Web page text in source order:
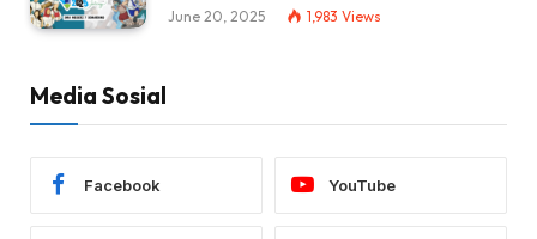
June 20, 2025 1,983 Views
Media Sosial
Facebook YouTube